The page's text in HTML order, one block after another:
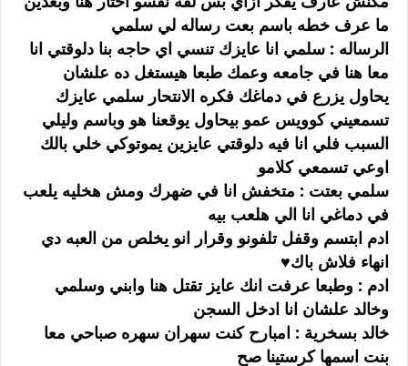
ما عرف خطه باسم بعت رساله لي سلمي
الرساله : سلمي انا عايزك تنسي اي حاجه بنا دلوقتي انا
معا هنا في جامعه وعمك طبعا هيستغل ده علشان
يحاول يزرع في دماغك فكره الانتحار سلمي عايزك
تسمعيني كوويس عمو بيحاول يوقعنا هو وباسم وليلي
السبب فلي انا فيه دلوقتي عايزين يموتوكي خلي بالك
اوعي تسمعي كلامو
سلمي بعتت : متخفش انا في ضهرك ومش هخليه يلعب
في دماغي انا الي هلعب بيه
ادم ابتسم وقفل تلفونو وقرار انو يخلص من العبه دي
انهاء فلاش باك♥️
ادم : وطبعا عرفت انك عايز تقتل هنا وابني وسلمي
وخالد علشان انا ادخل السجن
خالد بسخرية : امبارح كنت سهران سهره صباحي معا
بنت اسمها كرستينا صح